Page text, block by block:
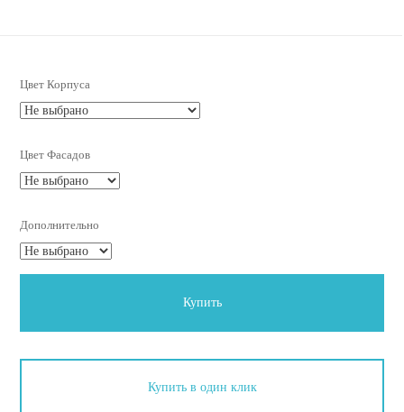
Цвет Корпуса
Цвет Фасадов
Дополнительно
Купить
Купить в один клик